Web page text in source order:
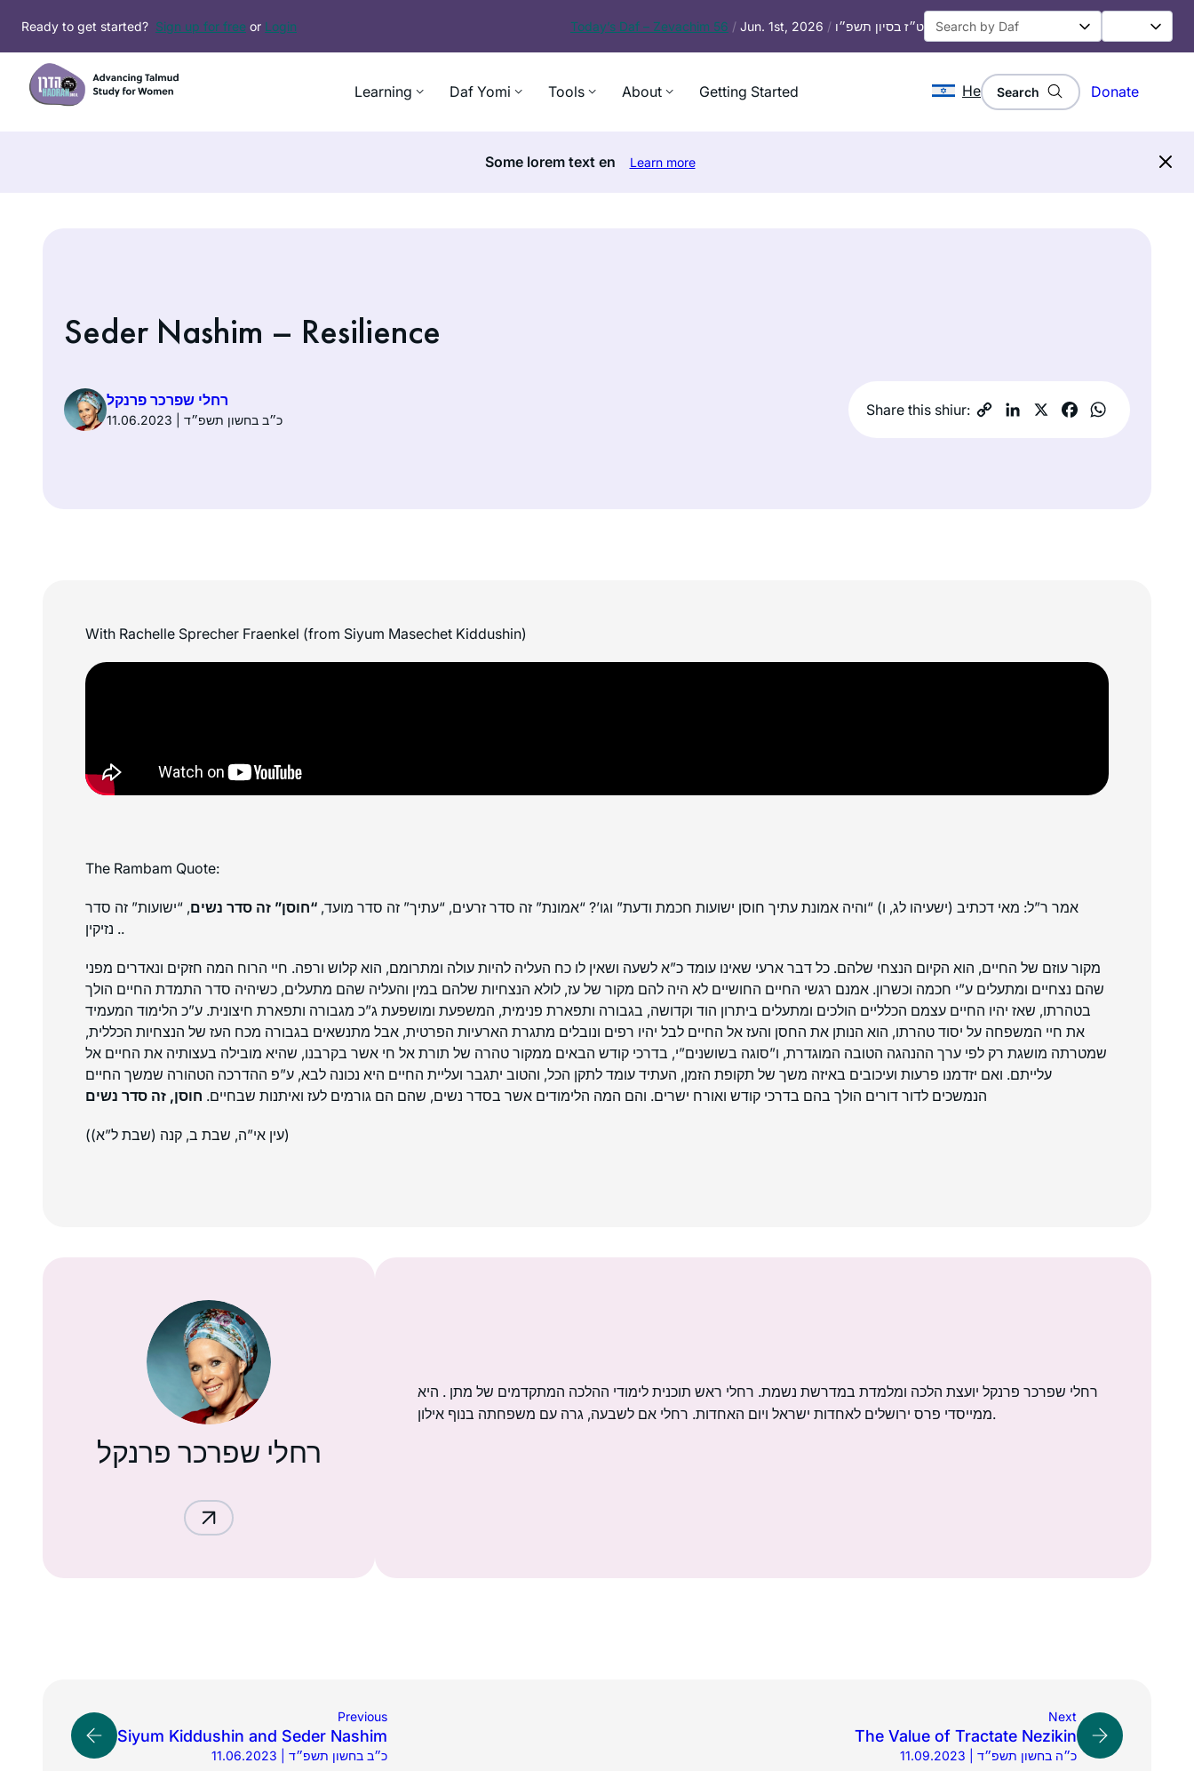
content
Ready to get started? Sign up for free or Login Today’s Daf – Zevachim 56 / Jun. 1st, 2026 / ט״ז בסיון תשפ״ו
Learning Daf Yomi Tools About Getting Started He Search Donate
Some lorem text en Learn more
Seder Nashim – Resilience
רחלי שפרכר פרנקל
11.06.2023 | כ״ב בחשון תשפ״ד
Share this shiur:
With Rachelle Sprecher Fraenkel (from Siyum Masechet Kiddushin)
The Rambam Quote:
אמר ר”ל: מאי דכתיב (ישעיהו לג, ו) “והיה אמונת עתיך חוסן ישועות חכמת ודעת” וגו’? “אמונת” זה סדר זרעים, “עתיך” זה סדר מועד, “חוסן” זה סדר נשים, “ישועות” זה סדר
נזיקין ..
מקור עוזם של החיים, הוא הקיום הנצחי שלהם. כל דבר ארעי שאינו עומד כ”א לשעה ושאין לו כח העליה להיות עולה ומתרומם, הוא קלוש ורפה. חיי הרוח המה חזקים ונאדרים מפני
שהם נצחיים ומתעלים ע”י חכמה וכשרון. אמנם רגשי החיים החושיים לא היה להם מקור של עז, לולא הנצחיות שלהם במין והעליה שהם מתעלים, כשיהיה סדר התמדת החיים הולך
בטהרתו, שאז יהיו החיים עצמם הכלליים הולכים ומתעלים ביתרון הוד וקדושה, בגבורה ותפארת פנימית, המשפעת ומושפעת ג”כ מגבורה ותפארת חיצונית. ע”כ הלימוד המעמיד
את חיי המשפחה על יסוד טהרתו, הוא הנותן את החסן והעז אל החיים לבל יהיו רפים ונובלים מתגרת הארעיות הפרטית, אבל מתנשאים בגבורה מכח העז של הנצחיות הכללית,
שמטרתה מושגת רק לפי ערך ההנהגה הטובה המוגדרת, ו”סוגה בשושנים”י, בדרכי קודש הבאים ממקור טהרה של תורת אל חי אשר בקרבנו, שהיא מובילה בעצותיה את החיים אל
עלייתם. ואם יזדמנו פרעות ועיכובים באיזה משך של תקופת הזמן, העתיד עומד לתקן הכל, והטוב יתגבר ועליית החיים היא נכונה לבא, ע”פ ההדרכה הטהורה שמשך החיים
הנמשכים לדור דורים הולך בהם בדרכי קודש ואורח ישרים. והם המה הלימודים אשר בסדר נשים, שהם הם גורמים לעז ואיתנות שבחיים. חוסן, זה סדר נשים
(עין אי”ה, שבת ב, קנה (שבת ל”א))
רחלי שפרכר פרנקל
רחלי שפרכר פרנקל יועצת הלכה ומלמדת במדרשת נשמת. רחלי ראש תוכנית לימודי ההלכה המתקדמים של מתן . היא
ממייסדי פרס ירושלים לאחדות ישראל ויום האחדות. רחלי אם לשבעה, גרה עם משפחתה בנוף אילון.
Previous
Siyum Kiddushin and Seder Nashim
11.06.2023 | כ״ב בחשון תשפ״ד
Next
The Value of Tractate Nezikin
11.09.2023 | כ״ה בחשון תשפ״ד